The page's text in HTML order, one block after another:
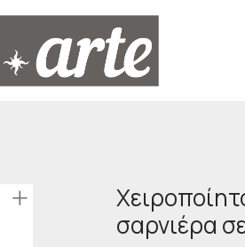
σαρνιέρα